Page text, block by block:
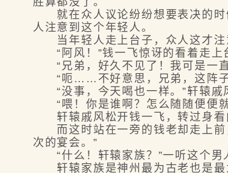
就在众人议论纷纷想要表决的时
人注意到这个年轻人。
当年轻人走上台子，众人这才注
“阿风！”钱一飞惊讶的看着走上
“兄弟，好久不见了！我可是一直
“呃……不好意思，兄弟，这阵子
“没事，今天喝也一样。”轩辕戚
“喂！你是谁啊？怎么随随便便就
轩辕戚风松开钱一飞，转过身看
而这时站在一旁的钱老却走上前
次的宴会。”
“什么！轩辕家族？”一听这个男
轩辕家族是神州最为古老也是最